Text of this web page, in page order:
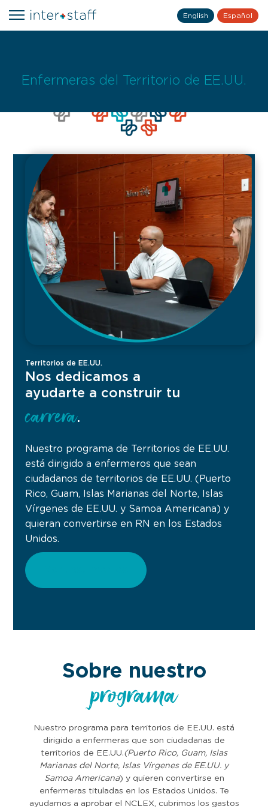
English Español
Enfermeras del Territorio de EE.UU.
Territorios de EE.UU.
Nos dedicamos a
ayudarte a construir tu
carrera.
Nuestro programa de Territorios de EE.UU.
está dirigido a enfermeros que sean
ciudadanos de territorios de EE.UU. (Puerto
Rico, Guam, Islas Marianas del Norte, Islas
Vírgenes de EE.UU. y Samoa Americana) y
quieran convertirse en RN en los Estados
Unidos.
Sobre nuestro
programa
Nuestro programa para territorios de EE.UU. está
dirigido a enfermeras que son ciudadanas de
territorios de EE.UU.(Puerto Rico, Guam, Islas
Marianas del Norte, Islas Vírgenes de EE.UU. y
Samoa Americana) y quieren convertirse en
enfermeras tituladas en los Estados Unidos. Te
ayudamos a aprobar el NCLEX, cubrimos los gastos